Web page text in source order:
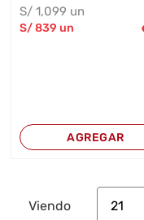
S/1,099 un
S/839 un
AGREGAR
Viendo 21